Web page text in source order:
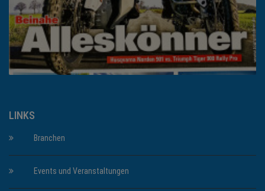
LINKS
Branchen
Events und Veranstaltungen